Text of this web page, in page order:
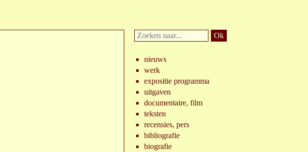
Doorzoek
website:
nieuws
werk
expositie programma
uitgaven
documentaire, film
teksten
recensies, pers
bibliografie
biografie